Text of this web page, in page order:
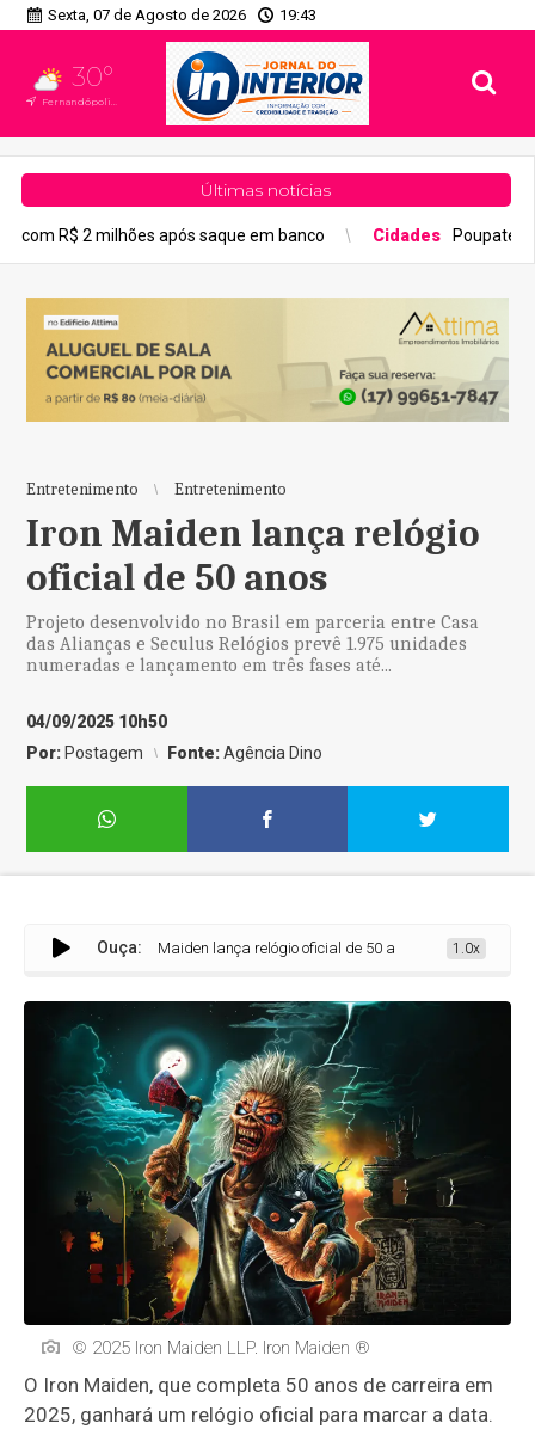
Sexta, 07 de Agosto de 2026 19:43
30°
Fernandópolis, SP
Últimas notícias
após saque em banco Cidades Poupatempo de
Entretenimento Entretenimento
Iron Maiden lança relógio
oficial de 50 anos
Projeto desenvolvido no Brasil em parceria entre Casa
das Alianças e Seculus Relógios prevê 1.975 unidades
numeradas e lançamento em três fases até...
04/09/2025 10h50
Por: Postagem Fonte:Agência Dino
Ouça:
Iron Maiden lança relógio oficial de 50 anos 1.0x
© 2025 Iron Maiden LLP. Iron Maiden ®
O Iron Maiden, que completa 50 anos de carreira em
2025, ganhará um relógio oficial para marcar a data.